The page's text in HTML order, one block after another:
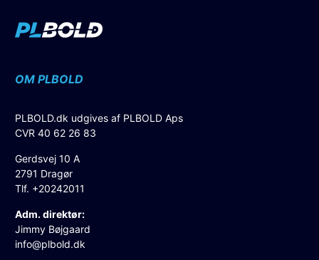
OM PLBOLD
PLBOLD.dk udgives af PLBOLD Aps
CVR 40 62 26 83
Gerdsvej 10 A
2791 Dragør
Tlf. +20242011
Adm. direktør:
Jimmy Bøjgaard
info@plbold.dk